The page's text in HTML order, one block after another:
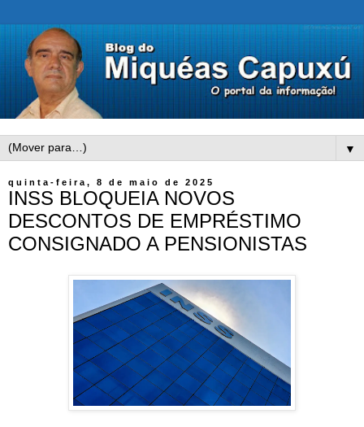
▼
quinta-feira, 8 de maio de 2025
INSS BLOQUEIA NOVOS
DESCONTOS DE EMPRÉSTIMO
CONSIGNADO A PENSIONISTAS